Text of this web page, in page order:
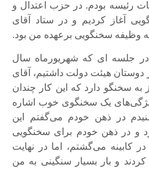
رئیسه بودم. در حزب اعتدال و
آغاز کردیم و در ستاد آقای
وظیفه سخنگویی برعهده من بود.
جلسه ای که شهریورماه سال
دوستان هیئت دولت داشتیم، آقای
به سخنگو دارد که این کار چندان
یک سخنگوی خوب اشاره
در ذهن خودم می‌گفتم این
و در ذهن خودم برای سخنگویی
کابینه می‌گشتم، اما در نهایت
و بار بسیار سنگینی به من